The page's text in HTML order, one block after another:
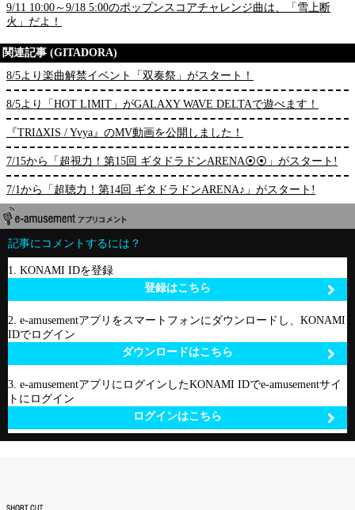
9/11 10:00～9/18 5:00のポップンスコアチャレンジ曲は、「雪上断
火」だよ！
関連記事 (GITADORA)
8/5より楽曲解禁イベント「双奏祭」がスタート！
8/5より「HOT LIMIT」がGALAXY WAVE DELTAで遊べます！
『TRIΔXIS / Yvya』のMV動画を公開しました！
7/15から「超視力！第15回 ギタドラドンARENA⦿⦿」がスタート!
7/1から「超聴力！第14回 ギタドラドンARENA♪」がスタート!
記事にコメントするには？
1. KONAMI IDを登録
登録はこちら
2. e-amusementアプリをスマートフォンにダウンロードし、KONAMI
IDでログイン
ダウンロードはこちら
3. e-amusementアプリにログインしたKONAMI IDでe-amusementサイ
トにログイン
ログインはこちら